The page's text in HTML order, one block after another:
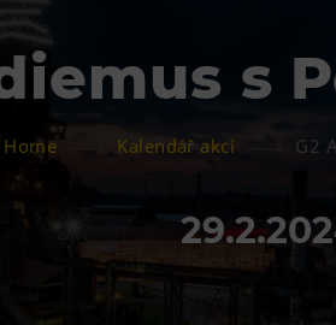
s
Home Kalendář akcí G2
Občerstvení
techniky
L’Osteria